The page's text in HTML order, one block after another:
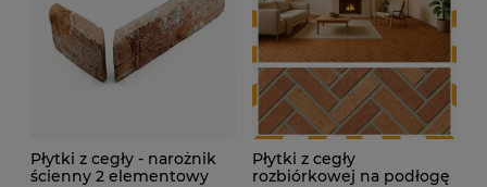
Płytki z cegły - narożnik
ścienny 2 elementowy
Płytki z cegły
rozbiórkowej na podłogę